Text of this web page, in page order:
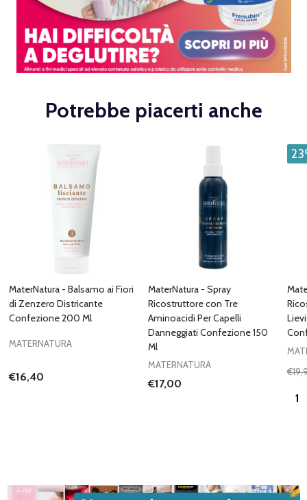
Potrebbe piacerti anche
MaterNatura - Balsamo ai Fiori
di Zenzero Districante
Confezione 200 Ml
MATERNATURA
€16,40
MaterNatura - Spray
Ricostruttore con Tre
Aminoacidi Per Capelli
Danneggiati Confezione 150
Ml
MATERNATURA
€17,00